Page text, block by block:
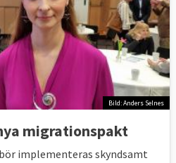
Bild: Anders Selnes
migrationspakt
implementeras skyndsamt